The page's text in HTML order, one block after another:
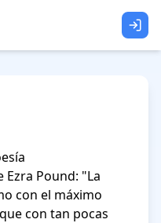
Pound: "La
con el máximo
con tan pocas